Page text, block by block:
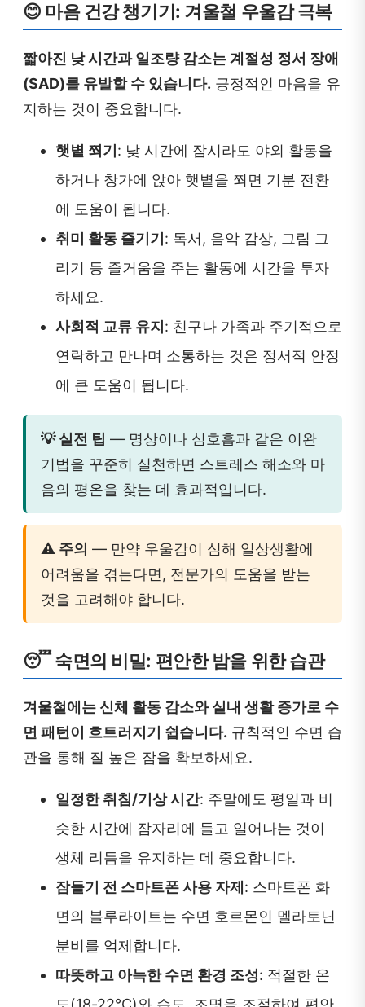
😊 마음 건강 챙기기: 겨울철 우울감 극복
짧아진 낮 시간과 일조량 감소는 계절성 정서 장애
(SAD)를 유발할 수 있습니다. 긍정적인 마음을 유
지하는 것이 중요합니다.
햇볕 쬐기: 낮 시간에 잠시라도 야외 활동을
하거나 창가에 앉아 햇볕을 쬐면 기분 전환
에 도움이 됩니다.
취미 활동 즐기기: 독서, 음악 감상, 그림 그
리기 등 즐거움을 주는 활동에 시간을 투자
하세요.
사회적 교류 유지: 친구나 가족과 주기적으로
연락하고 만나며 소통하는 것은 정서적 안정
에 큰 도움이 됩니다.
💡 실전 팁 — 명상이나 심호흡과 같은 이완
기법을 꾸준히 실천하면 스트레스 해소와 마
음의 평온을 찾는 데 효과적입니다.
⚠️ 주의 — 만약 우울감이 심해 일상생활에
어려움을 겪는다면, 전문가의 도움을 받는
것을 고려해야 합니다.
😴 숙면의 비밀: 편안한 밤을 위한 습관
겨울철에는 신체 활동 감소와 실내 생활 증가로 수
면 패턴이 흐트러지기 쉽습니다. 규칙적인 수면 습
관을 통해 질 높은 잠을 확보하세요.
일정한 취침/기상 시간: 주말에도 평일과 비
슷한 시간에 잠자리에 들고 일어나는 것이
생체 리듬을 유지하는 데 중요합니다.
잠들기 전 스마트폰 사용 자제: 스마트폰 화
면의 블루라이트는 수면 호르몬인 멜라토닌
분비를 억제합니다.
따뜻하고 아늑한 수면 환경 조성: 적절한 온